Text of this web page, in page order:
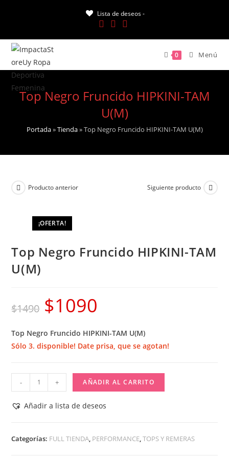
Lista de deseos -
0 Menú
Top Negro Fruncido HIPKINI-TAM
U(M)
Portada»Tienda»Top Negro Fruncido HIPKINI-TAM U(M)
¡OFERTA!
Producto anterior Siguiente producto
Top Negro Fruncido HIPKINI-TAM
U(M)
$1490 El
original
era:
$1090
actual
es:
Top Negro Fruncido HIPKINI-TAM U(M)
Sólo 3. disponible! Date prisa, que se agotan!
Negro
Fruncido
U(M)
- + AÑADIR AL CARRITO
Añadir a lista de deseos
Categorías: FULL TIENDA, PERFORMANCE,TOPS Y REMERAS